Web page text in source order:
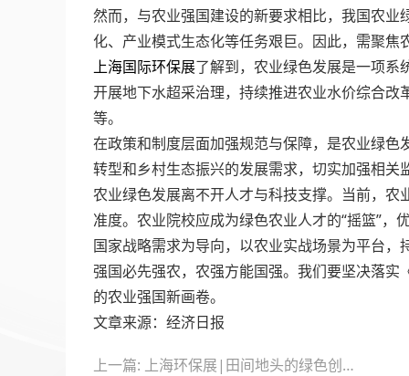
然而，与农业强国建设的新要求相比，我国农
化、产业模式生态化等任务艰巨。因此，需聚
上海国际环保展了解到，农业绿色发展是一项系
开展地下水超采治理，持续推进农业水价综合
等。
在政策和制度层面加强规范与保障，是农业绿
转型和乡村生态振兴的发展需求，切实加强相
农业绿色发展离不开人才与科技支撑。当前，
准度。农业院校应成为绿色农业人才的“摇篮”
国家战略需求为导向，以农业实战场景为平台
强国必先强农，农强方能国强。我们要坚决落
的农业强国新画卷。
文章来源：经济日报
章
上一篇: 上海环保展|田间地头的绿色创新：清远涉农专利服务站助力生态农业发展